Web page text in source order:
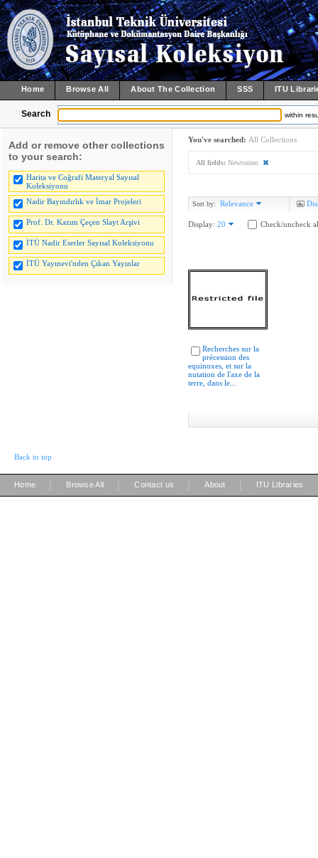
Home Browse All About The Collection SSS ITU
Search within
Add or remove other collections
to your search:
Harita ve Coğrafi Materyal Sayısal
Koleksiyonu
Nadir Bayındırlık ve İmar Projeleri
Prof. Dr. Kazım Çeçen Slayt Arşivi
İTÜ Nadir Eserler Sayısal Koleksiyonu
İTÜ Yayınevi'nden Çıkan Yayınlar
You've searched: All Collections
All fields: Newtonien
Sort by: Relevance
Display: 20 Check/uncheck
Recherches sur la
précession des
equinoxes, et sur la
nutation de l'axe de la
terre, dans le...
Back to top
Home Browse All Contact us About ITU Libraries